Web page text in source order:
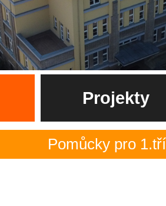
Projekty
Pomůcky pro 1.třídu